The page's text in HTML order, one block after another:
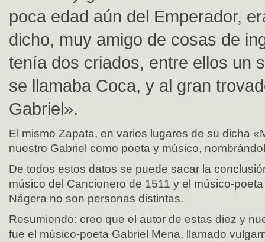
poca edad aún del Emperador,
dicho, muy amigo de cosas de
tenía dos criados, entre ellos un
se llamaba Coca, y al gran
Gabriel».
El mismo Zapata, en varios lugares de su dicha
nuestro Gabriel como poeta y músico,
De todos estos datos se puede sacar la
músico del Cancionero de 1511 y el músico-
Nágera no son personas distintas.
Resumiendo: creo que el autor de estas diez y
fue el músico-poeta Gabriel Mena, llamado